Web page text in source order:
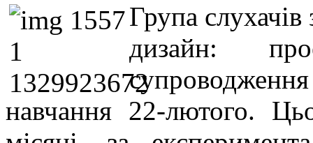
Група
дизайн:
навчання 22-лютого.